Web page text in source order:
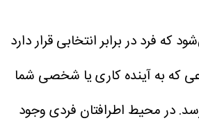
فرد در برابر انتخابی قرار دارد
که به آینده کاری یا شخصی شما
در محیط اطرافتان فردی وجود